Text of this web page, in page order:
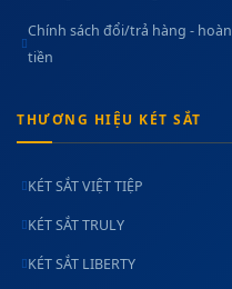
Chính sách đổi/trả hàng - hoàn
tiền
THƯƠNG HIỆU KÉT SẮT
KÉT SẮT VIỆT TIỆP
KÉT SẮT TRULY
KÉT SẮT LIBERTY